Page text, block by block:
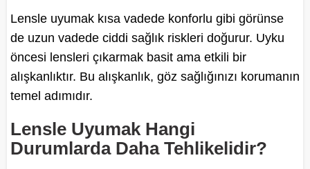
Lensle uyumak kısa vadede konforlu gibi görünse
de uzun vadede ciddi sağlık riskleri doğurur. Uyku
öncesi lensleri çıkarmak basit ama etkili bir
alışkanlıktır. Bu alışkanlık, göz sağlığınızı korumanın
temel adımıdır.
Lensle Uyumak Hangi
Durumlarda Daha Tehlikelidir?